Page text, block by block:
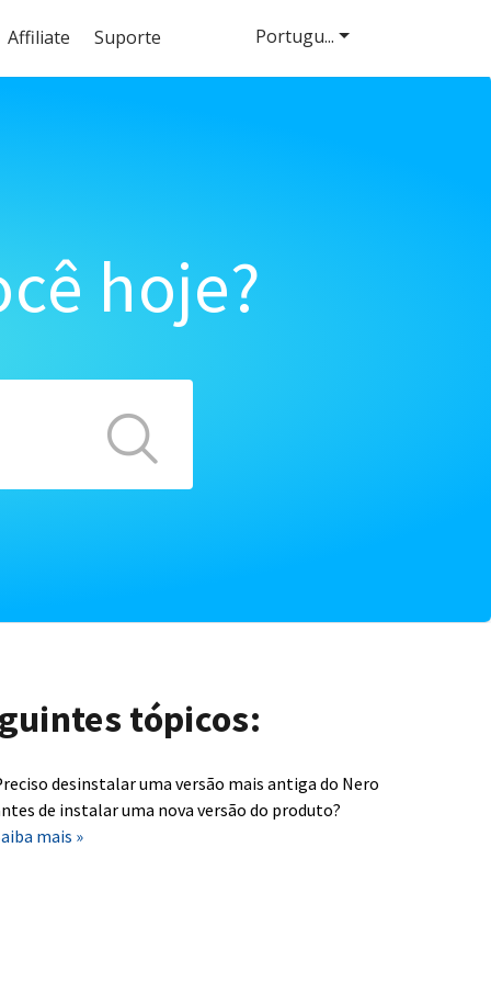
Affiliate Suporte
hoje?
tópicos:
desinstalar uma versão mais antiga do Nero
de instalar uma nova versão do produto?
mais »
Portugu...